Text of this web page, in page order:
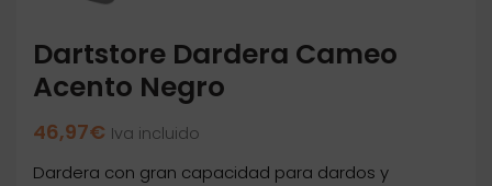
Dartstore Dardera Cameo
Acento Negro
46,97€ Iva incluido
Dardera con gran capacidad para dardos y